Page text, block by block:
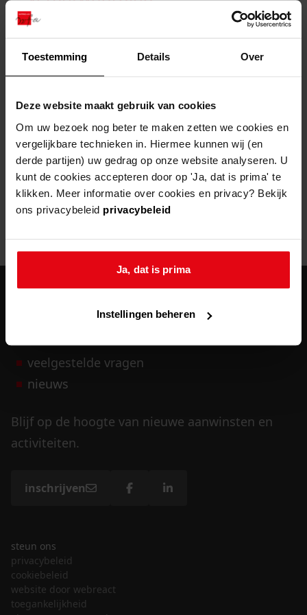
Toestemming Details Over
Deze website maakt gebruik van cookies
Om uw bezoek nog beter te maken zetten we cookies en
vergelijkbare technieken in. Hiermee kunnen wij (en
derde partijen) uw gedrag op onze website analyseren. U
kunt de cookies accepteren door op 'Ja, dat is prima' te
klikken. Meer informatie over cookies en privacy? Bekijk
ons privacybeleid privacybeleid
Ja, dat is prima
Instellingen beheren
bouwvergunningen
omgevingsvergunningen
vergunningen
uitleg nodig?
Wij helpen u op weg met een aantal zoektips.
bekijk alle zoektips
Wij helpen u op weg met een aantal zoektips.
bekijk alle zoektips
bekijk ons geschiedenislokaal
advisering en toezicht
beleidsplan
gemeenschappelijke regeling
publiek jaarverslag
steun het archief
U kunt ook Vriend worden en het Westfries
Archief steunen.
meer weten
zoektips
Door een fout tijdens het verwerken van deze pagina is het niet
404- Not Found
Mogelijk kunt u deze pagina niet bezoeken door:
een verouderde bladwijzer/favoriet
veelgestelde vragen
nieuws
Blijf op de hoogte van nieuwe aanwinsten en
activiteiten.
inschrijven
steun ons
privacybeleid
cookiebeleid
website door webreact
toegankelijkheid